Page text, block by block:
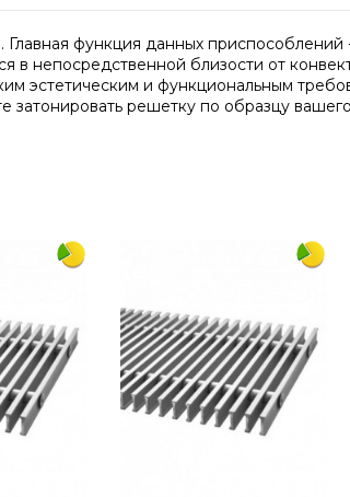
функция данных
непосредственной близости от
эстетическим и функциональным
решетку по образцу